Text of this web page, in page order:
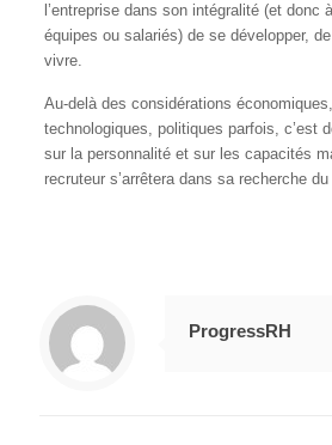
l’entreprise dans son intégralité (et donc
équipes ou salariés) de se développer,
vivre.
Au-delà des considérations
technologiques, politiques parfois, c’est
sur la personnalité et sur les capacités
recruteur s’arrêtera dans sa recherche
ProgressRH